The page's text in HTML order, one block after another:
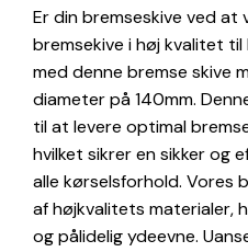
Er din bremseskive ved
bremsekive i høj kvalitet til
med denne bremse skive
diameter på 140mm.
til at levere optimal
hvilket sikrer en sikker og
alle kørselsforhold. Vores
af højkvalitets materialer,
og pålidelig ydeevne.